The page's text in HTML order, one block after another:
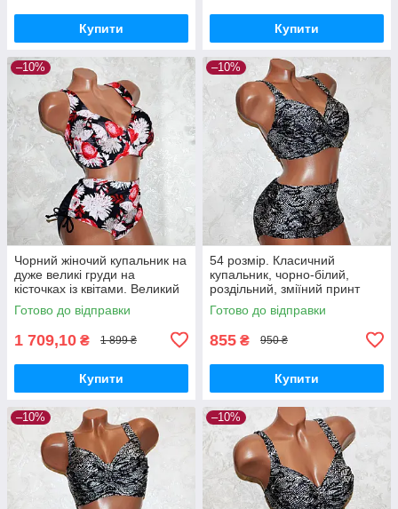
Купити Купити
–10%
Чорний жіночий купальник на
дуже великі груди на
кісточках із квітами. Великий
62-й розмір.
Готово до відправки
1 709,10 ₴ 1 899 ₴
Купити
–10%
54 розмір. Класичний
купальник, чорно-білий,
роздільний, зміїний принт
Готово до відправки
855 ₴ 950 ₴
Купити
–10% –10%